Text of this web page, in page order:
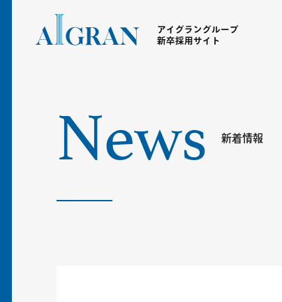
アイグラングループ
新卒採用サイト
News 新着情報